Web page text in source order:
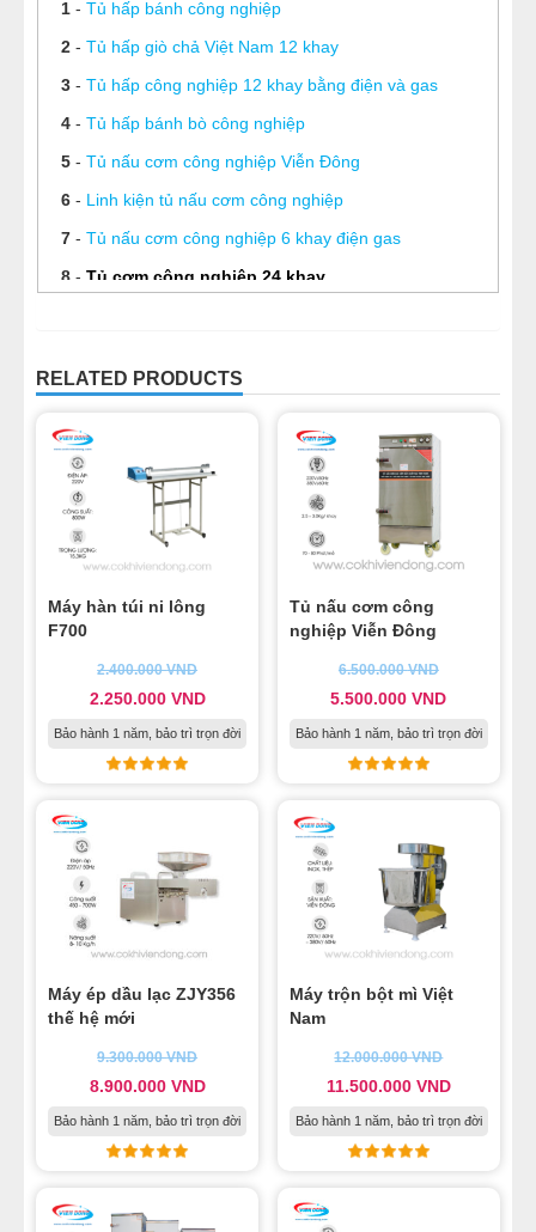
1- Tủ hấp bánh công nghiệp
2- Tủ hấp giò chả Việt Nam 12 khay
3- Tủ hấp công nghiệp 12 khay bằng điện và gas
4- Tủ hấp bánh bò công nghiệp
5- Tủ nấu cơm công nghiệp Viễn Đông
6- Linh kiện tủ nấu cơm công nghiệp
7- Tủ nấu cơm công nghiệp 6 khay điện gas
8- Tủ cơm công nghiệp 24 khay
10-Nồi hấp cơm tấm bằng điện giá bao nhiêu? Mẹo
vặt nấu cơm tấm
RELATED PRODUCTS
Máy hàn túi ni lông
F700
2.400.000VND
2.250.000 VND
Bảo hành 1 năm, bảo trì trọn đời
Tủ nấu cơm công
nghiệp Viễn Đông
6.500.000VND
5.500.000VND
Bảo hành 1 năm, bảo trì trọn đời
Máy ép dầu lạc ZJY356
thế hệ mới
9.300.000VND
8.900.000 VND
Bảo hành 1 năm, bảo trì trọn đời
Máy trộn bột mì Việt
Nam
12.000.000VND
11.500.000 VND
Bảo hành 1 năm, bảo trì trọn đời